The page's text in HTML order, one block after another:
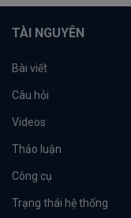
TÀI NGUYÊN
Bài viết
Câu hỏi
Videos
Thảo luận
Công cụ
Trạng thái hệ thống